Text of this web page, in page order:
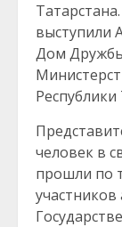
выступили
Дом
Республики
человек в
прошли по